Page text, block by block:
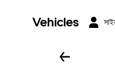
Vehicles